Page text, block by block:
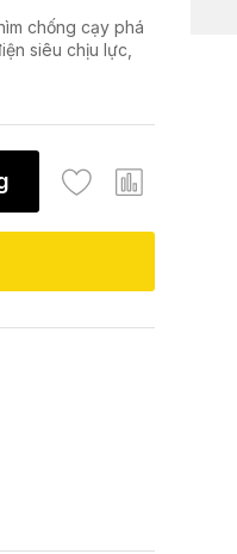
chống cạy phá
siêu chịu lực,